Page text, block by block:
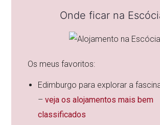
Onde ficar na
Os meus favoritos:
Edimburgo para explorar a
–veja os alojamentos mais bem
classificados